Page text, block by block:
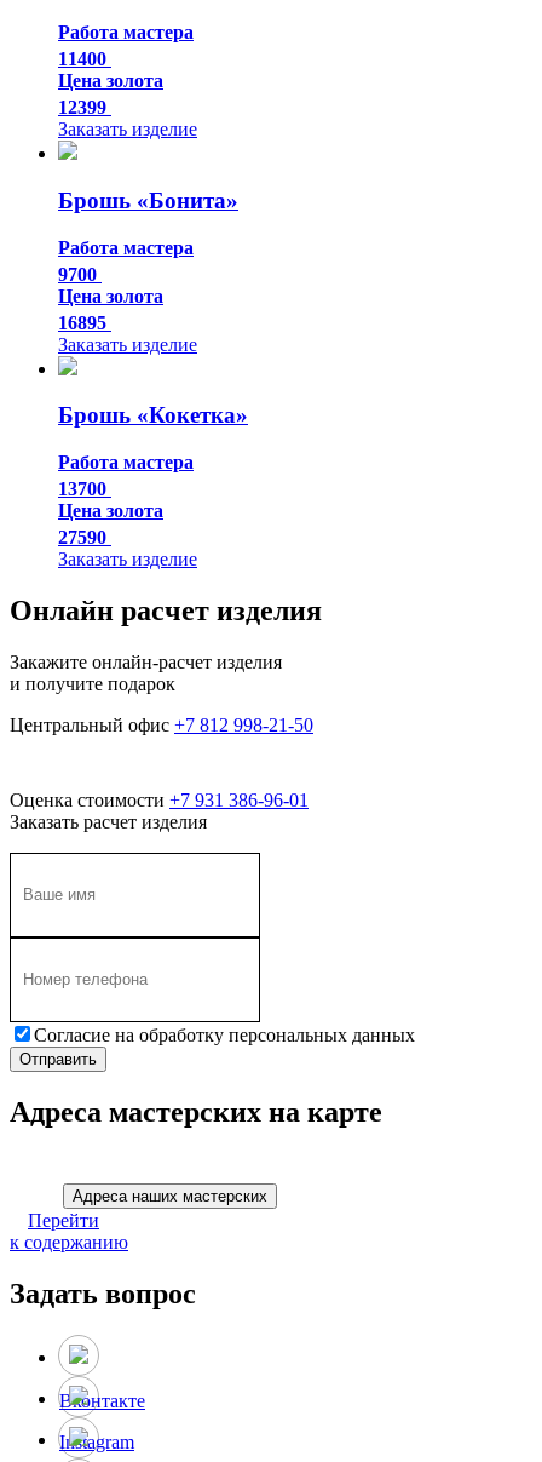
Работа мастера
11400
Цена золота
12399
Заказать изделие
Брошь «Бонита»
Работа мастера
9700
Цена золота
16895
Заказать изделие
Брошь «Кокетка»
Работа мастера
13700
Цена золота
27590
Заказать изделие
Онлайн расчет изделия
Закажите онлайн-расчет изделия
и получите подарок
Центральный офис +7 812 998-21-50
Оценка стоимости +7 931 386-96-01
Заказать расчет изделия
Согласие на обработку персональных данных
Адреса мастерских на карте
Адреса наших мастерских
Перейти
к содержанию
Задать вопрос
Вконтакте
Instagram